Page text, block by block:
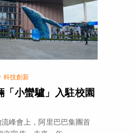
· 科技創新
小蠻驢」入駐校園
峰會上，阿里巴巴集團首